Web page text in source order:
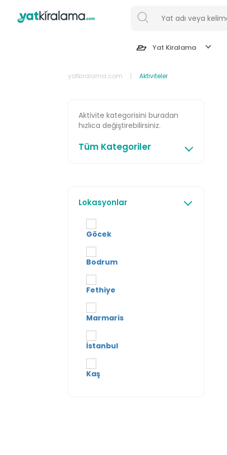
Yat Kiralama
yatkiralama.com | Aktiviteler
Aktivite kategorisini buradan
hızlıca değiştirebilirsiniz.
Tüm Kategoriler
Lokasyonlar
Göcek
Bodrum
Fethiye
Marmaris
İstanbul
Kaş